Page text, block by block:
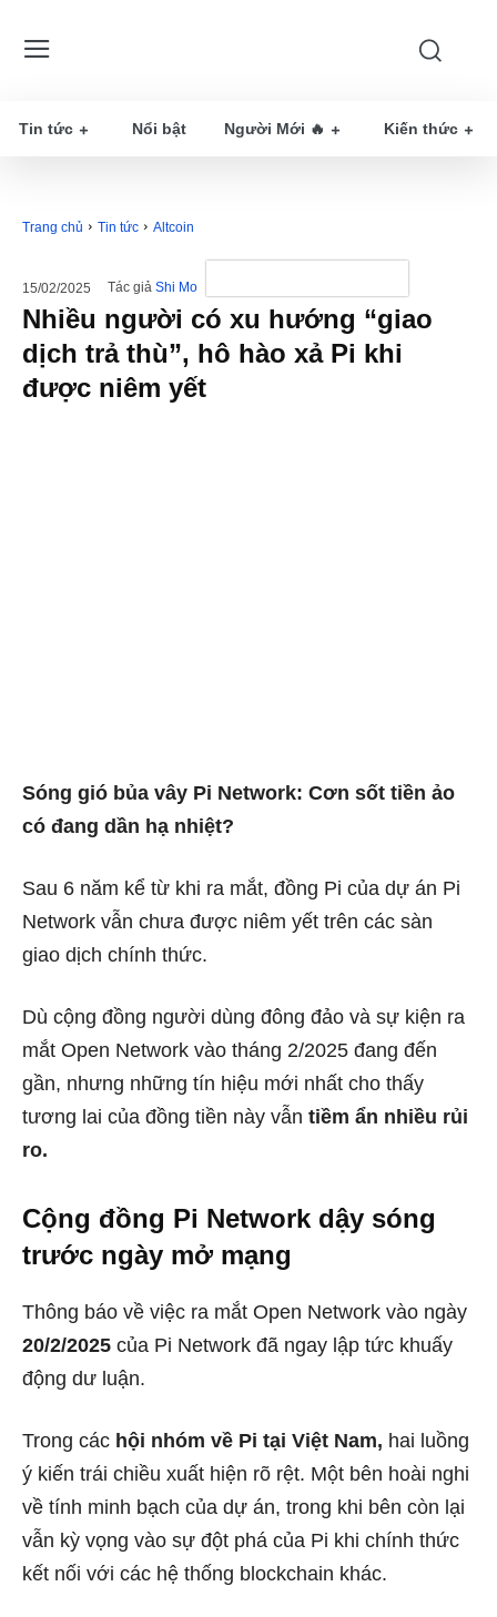
Tin tức Nổi bật Người Mới 🔥 Kiến thức
Trang chủ Tin tức Altcoin
15/02/2025 Tác giả Shi Mo
Nhiều người có xu hướng “giao
dịch trả thù”, hô hào xả Pi khi
được niêm yết
Sóng gió bủa vây Pi Network: Cơn sốt tiền ảo
có đang dần hạ nhiệt?
Sau 6 năm kể từ khi ra mắt, đồng Pi của dự án Pi
Network vẫn chưa được niêm yết trên các sàn
giao dịch chính thức.
Dù cộng đồng người dùng đông đảo và sự kiện ra
mắt Open Network vào tháng 2/2025 đang đến
gần, nhưng những tín hiệu mới nhất cho thấy
tương lai của đồng tiền này vẫn tiềm ẩn nhiều rủi
ro.
Cộng đồng Pi Network dậy sóng
trước ngày mở mạng
Thông báo về việc ra mắt Open Network vào ngày
20/2/2025 của Pi Network đã ngay lập tức khuấy
động dư luận.
Trong các hội nhóm về Pi tại Việt Nam, hai luồng
ý kiến trái chiều xuất hiện rõ rệt. Một bên hoài nghi
về tính minh bạch của dự án, trong khi bên còn lại
vẫn kỳ vọng vào sự đột phá của Pi khi chính thức
kết nối với các hệ thống blockchain khác.